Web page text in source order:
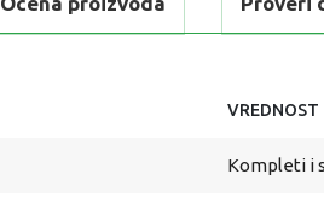
VREDNOST
Kompleti i